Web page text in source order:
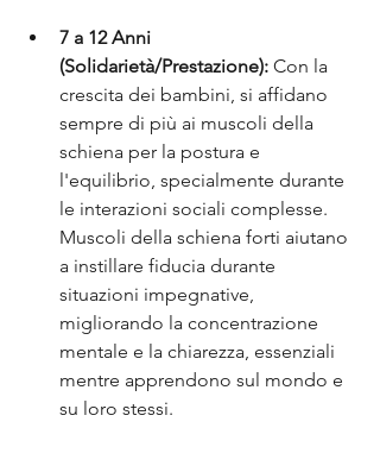
7 a 12 Anni
(Solidarietà/Prestazione): Con la
crescita dei bambini, si affidano
sempre di più ai muscoli della
schiena per la postura e
l'equilibrio, specialmente durante
le interazioni sociali complesse.
Muscoli della schiena forti aiutano
a instillare fiducia durante
situazioni impegnative,
migliorando la concentrazione
mentale e la chiarezza, essenziali
mentre apprendono sul mondo e
su loro stessi.